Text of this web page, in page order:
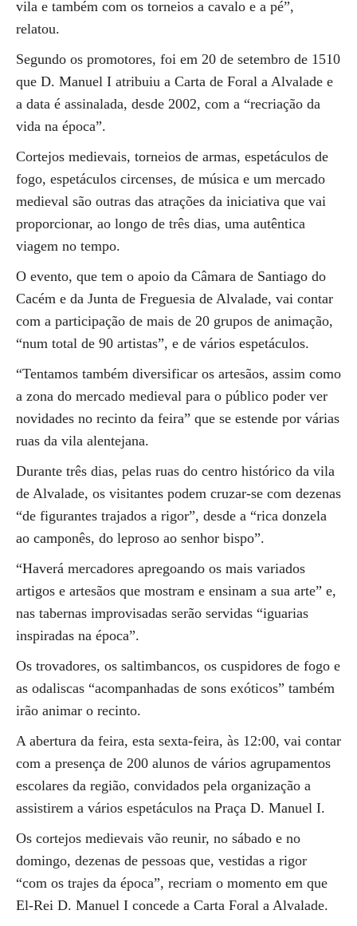
vila e também com os torneios a cavalo e a pé”,
relatou.
Segundo os promotores, foi em 20 de setembro de 1510
que D. Manuel I atribuiu a Carta de Foral a Alvalade e
a data é assinalada, desde 2002, com a “recriação da
vida na época”.
Cortejos medievais, torneios de armas, espetáculos de
fogo, espetáculos circenses, de música e um mercado
medieval são outras das atrações da iniciativa que vai
proporcionar, ao longo de três dias, uma autêntica
viagem no tempo.
O evento, que tem o apoio da Câmara de Santiago do
Cacém e da Junta de Freguesia de Alvalade, vai contar
com a participação de mais de 20 grupos de animação,
“num total de 90 artistas”, e de vários espetáculos.
“Tentamos também diversificar os artesãos, assim como
a zona do mercado medieval para o público poder ver
novidades no recinto da feira” que se estende por várias
ruas da vila alentejana.
Durante três dias, pelas ruas do centro histórico da vila
de Alvalade, os visitantes podem cruzar-se com dezenas
“de figurantes trajados a rigor”, desde a “rica donzela
ao camponês, do leproso ao senhor bispo”.
“Haverá mercadores apregoando os mais variados
artigos e artesãos que mostram e ensinam a sua arte” e,
nas tabernas improvisadas serão servidas “iguarias
inspiradas na época”.
Os trovadores, os saltimbancos, os cuspidores de fogo e
as odaliscas “acompanhadas de sons exóticos” também
irão animar o recinto.
A abertura da feira, esta sexta-feira, às 12:00, vai contar
com a presença de 200 alunos de vários agrupamentos
escolares da região, convidados pela organização a
assistirem a vários espetáculos na Praça D. Manuel I.
Os cortejos medievais vão reunir, no sábado e no
domingo, dezenas de pessoas que, vestidas a rigor
“com os trajes da época”, recriam o momento em que
El-Rei D. Manuel I concede a Carta Foral a Alvalade.